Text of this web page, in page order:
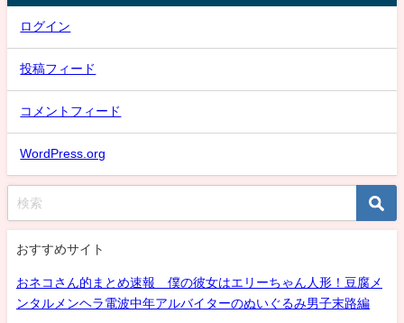
ログイン
投稿フィード
コメントフィード
WordPress.org
おすすめサイト
おネコさん的まとめ速報 僕の彼女はエリーちゃん人形！豆腐メ
ンタルメンヘラ電波中年アルバイターのぬいぐるみ男子末路編